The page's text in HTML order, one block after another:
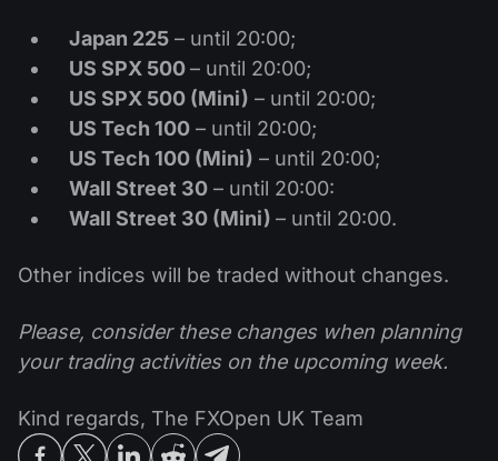
Japan 225 – until 20:00;
US SPX 500– until 20:00;
US SPX 500 (Mini) – until 20:00;
US Tech 100 – until 20:00;
US Tech 100 (Mini) – until 20:00;
Wall Street 30 – until 20:00:
Wall Street 30 (Mini) – until 20:00.
Other indices will be traded without changes.
Please, consider these changes when planning
your trading activities on the upcoming week.
Kind regards, The FXOpen UK Team